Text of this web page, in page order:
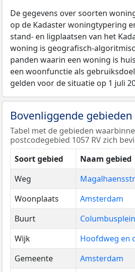
De gegevens over soorten
op de Kadaster woningtypering
stand- en ligplaatsen van het
woning is geografisch-
panden waarin een woning is
een woonfunctie als
gelden voor de situatie op 1 juli
Bovenliggende gebieden
Tabel met de gebieden
postcodegebied 1057 RV zich
Soort gebied
Naam gebied
Weg
Woonplaats
Amsterdam
Buurt
Wijk
Hoofdweg en
Gemeente
Amsterdam